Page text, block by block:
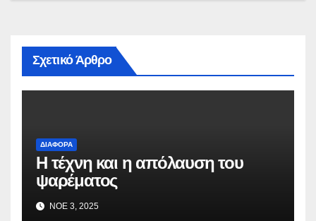
Σχετικό Άρθρο
ΔΙΆΦΟΡΑ
Η τέχνη και η απόλαυση του
ψαρέματος
ΝΟΈ 3, 2025